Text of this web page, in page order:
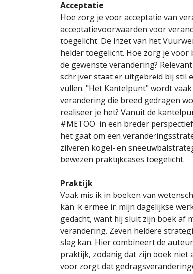
Acceptatie
Hoe zorg je voor acceptatie van
acceptatievoorwaarden voor
toegelicht. De inzet van het
helder toegelicht. Hoe zorg je
de gewenste verandering?
schrijver staat er uitgebreid bij stil
vullen. "Het Kantelpunt" wordt
verandering die breed gedragen
realiseer je het? Vanuit de
#METOO in een breder
het gaat om een
zilveren kogel- en
bewezen praktijkcases toegelicht.
Praktijk
Vaak mis ik in boeken van
kan ik ermee in mijn dagelijkse
gedacht, want hij sluit zijn boek af
verandering. Zeven heldere
slag kan. Hier combineert de
praktijk, zodanig dat zijn boek niet
voor zorgt dat